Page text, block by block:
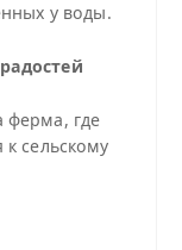
у воды.
ферма, где
сельскому